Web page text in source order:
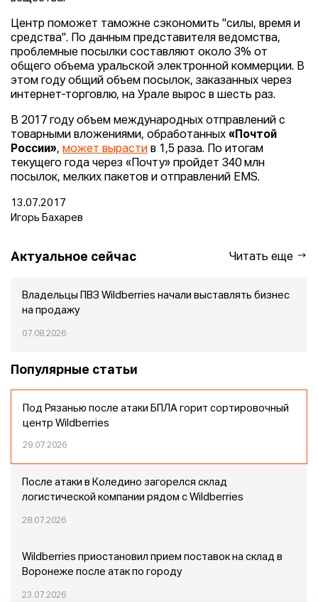
Центр поможет таможне сэкономить "силы, время и
средства". По данным представителя ведомства,
проблемные посылки составляют около 3% от
общего объема уральской электронной коммерции. В
этом году общий объем посылок, заказанных через
интернет-торговлю, на Урале вырос в шесть раз.
В 2017 году объем международных отправлений с
товарными вложениями, обработанных «Почтой
России», может вырасти в 1,5 раза. По итогам
текущего года через «Почту» пройдет 340 млн
посылок, мелких пакетов и отправлений EMS.
13.07.2017
Игорь Бахарев
Актуальное сейчас Читать еще
Владельцы ПВЗ Wildberries начали выставлять бизнес
на продажу
07.08.2026
Популярные статьи
Под Рязанью после атаки БПЛА горит сортировочный
центр Wildberries
29.07.2026
После атаки в Коледино загорелся склад
логистической компании рядом с Wildberries
28.07.2026
Wildberries приостановил прием поставок на склад в
Воронеже после атак по городу
23.07.2026